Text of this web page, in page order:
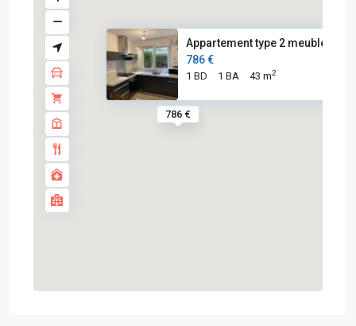
786 €
Appartement type 2 meublé –
786 €
1 BD 1 BA 43 m2